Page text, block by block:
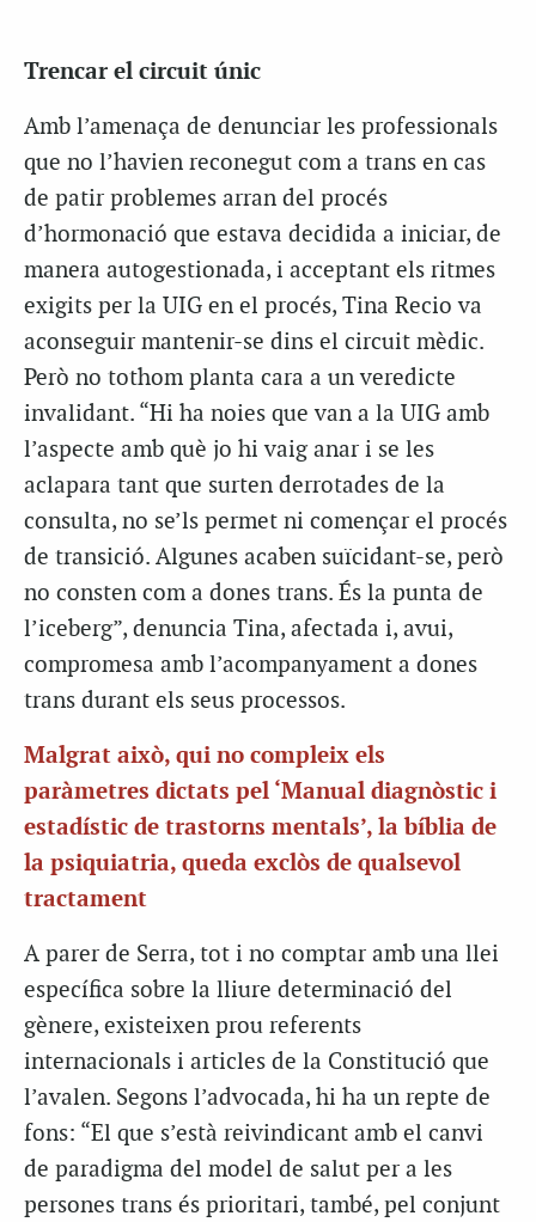
Trencar el circuit únic
Amb l’amenaça de denunciar les professionals
que no l’havien reconegut com a trans en cas
de patir problemes arran del procés
d’hormonació que estava decidida a iniciar, de
manera autogestionada, i acceptant els ritmes
exigits per la UIG en el procés, Tina Recio va
aconseguir mantenir-se dins el circuit mèdic.
Però no tothom planta cara a un veredicte
invalidant. “Hi ha noies que van a la UIG amb
l’aspecte amb què jo hi vaig anar i se les
aclapara tant que surten derrotades de la
consulta, no se’ls permet ni començar el procés
de transició. Algunes acaben suïcidant-se, però
no consten com a dones trans. És la punta de
l’iceberg”, denuncia Tina, afectada i, avui,
compromesa amb l’acompanyament a dones
trans durant els seus processos.
Malgrat això, qui no compleix els
paràmetres dictats pel ‘Manual diagnòstic i
estadístic de trastorns mentals’, la bíblia de
la psiquiatria, queda exclòs de qualsevol
tractament
A parer de Serra, tot i no comptar amb una llei
específica sobre la lliure determinació del
gènere, existeixen prou referents
internacionals i articles de la Constitució que
l’avalen. Segons l’advocada, hi ha un repte de
fons: “El que s’està reivindicant amb el canvi
de paradigma del model de salut per a les
persones trans és prioritari, també, pel conjunt